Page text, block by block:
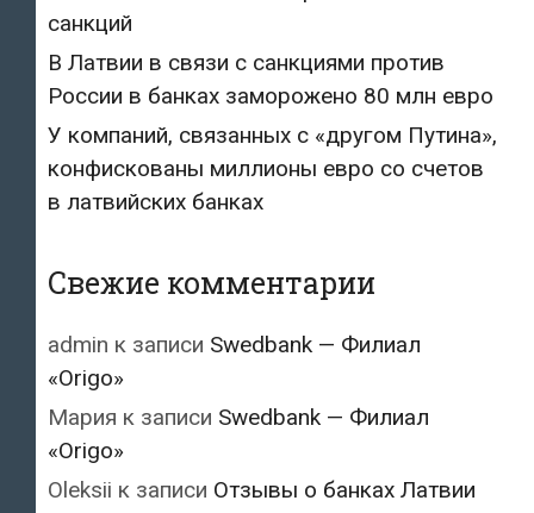
санкций
В Латвии в связи с санкциями против
России в банках заморожено 80 млн евро
У компаний, связанных с «другом Путина»,
конфискованы миллионы евро со счетов
в латвийских банках
Свежие комментарии
admin к записи Swedbank — Филиал
«Origo»
Мария к записи Swedbank — Филиал
«Origo»
Oleksii к записи Отзывы о банках Латвии